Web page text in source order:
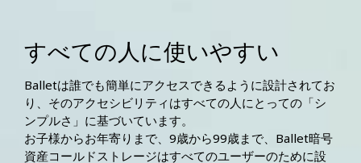
すべての人に使いやすい
Balletは誰でも簡単にアクセスできるように設計されてお
り、そのアクセシビリティはすべての人にとっての「シ
ンプルさ」に基づいています。
お子様からお年寄りまで、9歳から99歳まで、Ballet暗号
資産コールドストレージはすべてのユーザーのために設